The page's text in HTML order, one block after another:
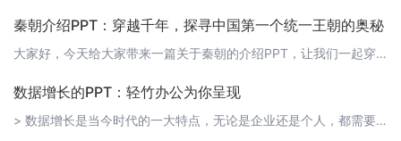
秦朝介绍PPT：穿越千年，探寻中国第一个统一王朝的奥秘
大家好，今天给大家带来一篇关于秦朝的介绍PPT，让我们一起穿越千年，探寻中国第一个统一王朝的奥秘。在这份PPT中，我们将从秦朝的建立、发展、政治、经济、文化等多个方面进行介绍，让大家更全面地了解这个历史上辉煌的时期。 1. 秦朝的建立与发展秦朝成立于公元前221年，由秦始皇嬴政完成统一六国，建立了中国历史上第一个统一的封建王朝。秦朝实行中央集权制度，划分郡县，统一度量衡、货币、文字，为中国的统一和
数据增长的PPT：轻竹办公为你呈现
> 数据增长是当今时代的一大特点，无论是企业还是个人，都需要掌握数据增长的知识和技巧。在这篇文章中，我们将借助轻竹办公这款AI技术自动生成PPT的软件，为你展示如何制作一份关于数据增长的PPT。 1. PPT封面首先，我们来设计一份引人注目的PPT封面。在轻竹办公中，你可以选择适合的主题和模板，然后输入你的标题和副标题，例如：“数据增长的魅力”和“轻松掌握数据增长技巧”。 2. 目录接下来，我们需